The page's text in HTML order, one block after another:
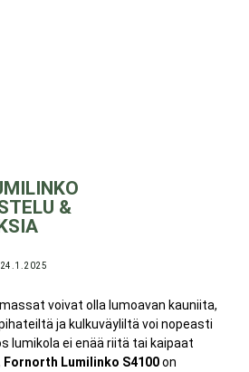
&
voivat olla lumoavan kauniita,
ja kulkuväyliltä voi nopeasti
lumikola ei enää riitä tai kaipaat
Fornorth Lumilinko S4100on